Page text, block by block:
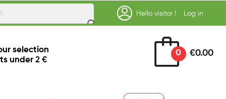
Hello visitor ! Log in
selection
under2 €
0 €0.00